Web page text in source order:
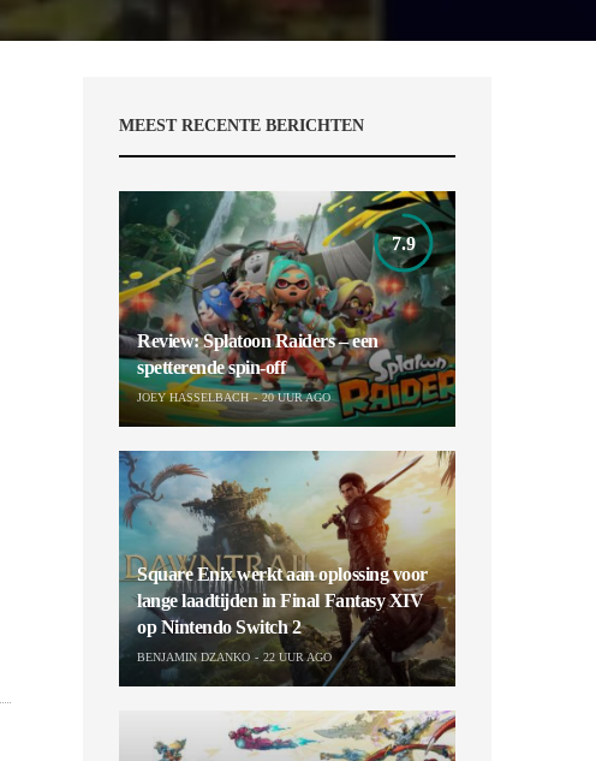
MEEST RECENTE BERICHTEN
7.9
Review: Splatoon Raiders – een
spetterende spin-off
JOEY HASSELBACH 20 UUR AGO
Square Enix werkt aan oplossing voor
lange laadtijden in Final Fantasy XIV
op Nintendo Switch 2
BENJAMIN DZANKO 22 UUR AGO